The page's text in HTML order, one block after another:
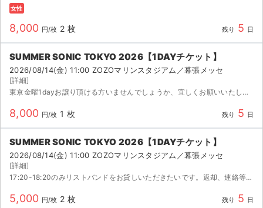
女性
8,000 円/枚 2 枚 残り 5 日
SUMMER SONIC TOKYO 2026【1DAYチケット】
2026/08/14(金) 11:00 ZOZOマリンスタジアム／幕張メッセ
[詳細]
東京金曜1dayお譲り頂ける方いませんでしょうか、宜しくお願いいたします！
8,000 円/枚 1 枚 残り 5 日
SUMMER SONIC TOKYO 2026【1DAYチケット】
2026/08/14(金) 11:00 ZOZOマリンスタジアム／幕張メッセ
[詳細]
17:20-18:20のみリストバンドをお貸しいただきたいです。返却、連絡等スムーズに対応させていただきます。
5,000 円/枚 2 枚 残り 5 日